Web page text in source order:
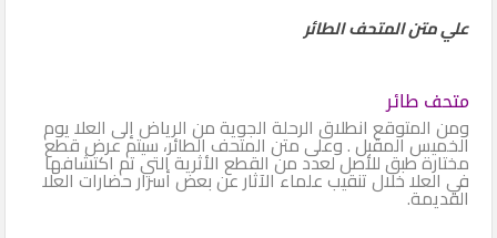
علي متن المتحف الطائر
متحف طائر
ومن المتوقع انطلاق الرحلة الجوية من الرياض إلى العلا يوم
الخميس المقبل . وعلى متن المتحف الطائر، سيتم عرض قطع
مختارة طبق للأصل لعدد من القطع الأثرية التي تم اكتشافها
في العلا خلال تنقيب علماء الآثار عن بعض أسرار حضارات العلا
القديمة.